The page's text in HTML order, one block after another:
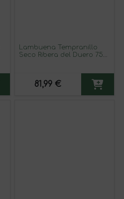
Lambuena Tempranillo
Seco Ribera del Duero 75
81,99 €